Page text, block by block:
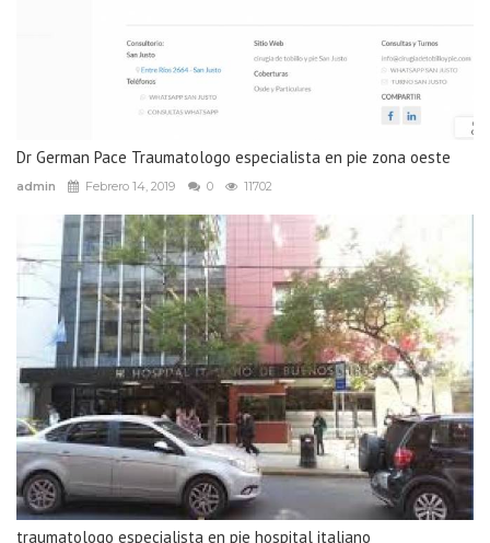
Dr German Pace Traumatologo especialista en pie zona oeste
admin Febrero 14, 2019 0 11702
traumatologo especialista en pie hospital italiano